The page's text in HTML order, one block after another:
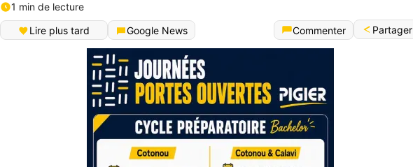
1 min de lecture
Lire plus tard
Google News Commenter Partager